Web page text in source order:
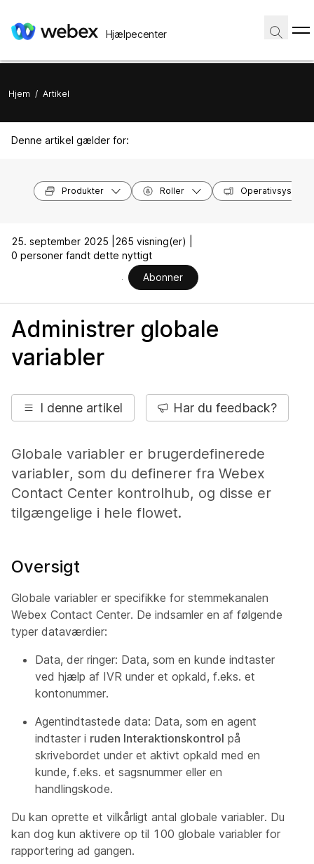
Hjælpecenter
Hjem / Artikel
Denne artikel gælder for:
Produkter Roller
25. september 2025 |
265 visning(er) |
0 personer fandt dette nyttigt
Abonner
Administrer globale
variabler
I denne artikel Har du feedback?
Globale variabler er brugerdefinerede
variabler, som du definerer fra Webex
Contact Center kontrolhub, og disse er
tilgængelige i hele flowet.
Oversigt
Globale variabler er specifikke for stemmekanalen
Webex Contact Center. De indsamler en af følgende
typer dataværdier:
Data, der ringer: Data, som en kunde indtaster
ved hjælp af IVR under et opkald, f.eks. et
kontonummer.
Agentindtastede data: Data, som en agent
indtaster i ruden Interaktionskontrol på
skrivebordet under et aktivt opkald med en
kunde, f.eks. et sagsnummer eller en
handlingskode.
Du kan oprette et vilkårligt antal globale variabler. Du
kan dog kun aktivere op til 100 globale variabler for
rapportering ad gangen.